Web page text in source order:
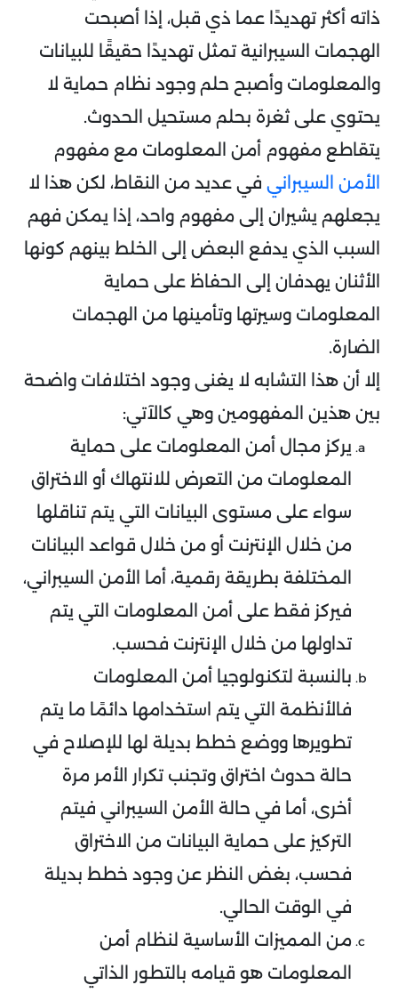
ذاته أكثر تهديدًا عما ذي قبل، إذا أصبحت
الهجمات السيبرانية تمثل تهديدًا حقيقًا للبيانات
والمعلومات وأصبح حلم وجود نظام حماية لا
يحتوي على ثغرة بحلم مستحيل الحدوث.
يتقاطع مفهوم أمن المعلومات مع مفهوم
الأمن السيبراني في عديد من النقاط، لكن هذا لا
يجعلهم يشيران إلى مفهوم واحد، إذا يمكن فهم
السبب الذي يدفع البعض إلى الخلط بينهم كونها
الأثنان يهدفان إلى الحفاظ على حماية
المعلومات وسيرتها وتأمينها من الهجمات
الضارة.
إلا أن هذا التشابه لا يغنى وجود اختلافات واضحة
بين هذين المفهومين وهي كالآتي:
يركز مجال أمن المعلومات على حماية
المعلومات من التعرض للانتهاك أو الاختراق
سواء على مستوى البيانات التي يتم تناقلها
من خلال الإنترنت أو من خلال قواعد البيانات
المختلفة بطريقة رقمية، أما الأمن السيبراني،
فيركز فقط على أمن المعلومات التي يتم
تداولها من خلال الإنترنت فحسب.
بالنسبة لتكنولوجيا أمن المعلومات
فالأنظمة التي يتم استخدامها دائمًا ما يتم
تطويرها ووضع خطط بديلة لها للإصلاح في
حالة حدوث اختراق وتجنب تكرار الأمر مرة
أخرى، أما في حالة الأمن السيبراني فيتم
التركيز على حماية البيانات من الاختراق
فحسب، بغض النظر عن وجود خطط بديلة
في الوقت الحالي.
من المميزات الأساسية لنظام أمن
المعلومات هو قيامه بالتطور الذاتي